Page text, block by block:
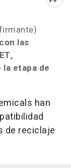
las
etapa de
han
de reciclaje